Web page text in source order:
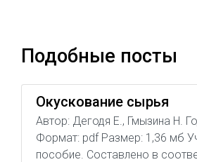
Подобные посты
Окускование сырья
Автор: Дегодя Е., Гмызина Н.
Формат: pdf Размер: 1,36 мб
пособие. Составлено в